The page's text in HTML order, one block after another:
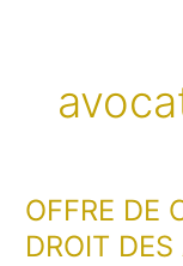
OFFRE DE
DROIT DES
OFFRE
DE
COLLABORATION